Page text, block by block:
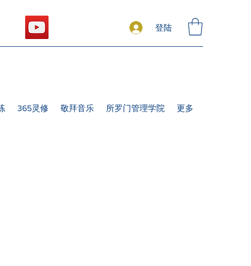
登陆
365灵修 敬拜音乐 所罗门管理学院 更多